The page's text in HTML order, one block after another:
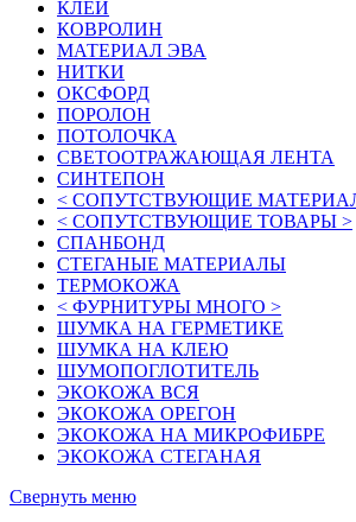
КЛЕЙ
КОВРОЛИН
МАТЕРИАЛ ЭВА
НИТКИ
ОКСФОРД
ПОРОЛОН
ПОТОЛОЧКА
СВЕТООТРАЖАЮЩАЯ ЛЕНТА
СИНТЕПОН
< СОПУТСТВУЮЩИЕ
< СОПУТСТВУЮЩИЕ ТОВАРЫ >
СПАНБОНД
СТЕГАНЫЕ МАТЕРИАЛЫ
ТЕРМОКОЖА
< ФУРНИТУРЫ МНОГО >
ШУМКА НА ГЕРМЕТИКЕ
ШУМКА НА КЛЕЮ
ШУМОПОГЛОТИТЕЛЬ
ЭКОКОЖА ВСЯ
ЭКОКОЖА ОРЕГОН
ЭКОКОЖА НА МИКРОФИБРЕ
ЭКОКОЖА СТЕГАНАЯ
Свернуть меню